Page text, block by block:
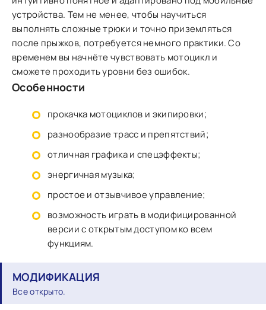
устройства. Тем не менее, чтобы научиться
выполнять сложные трюки и точно приземляться
после прыжков, потребуется немного практики. Со
временем вы начнёте чувствовать мотоцикл и
сможете проходить уровни без ошибок.
Особенности
прокачка мотоциклов и экипировки;
разнообразие трасс и препятствий;
отличная графика и спецэффекты;
энергичная музыка;
простое и отзывчивое управление;
возможность играть в модифицированной
версии с открытым доступом ко всем
функциям.
МОДИФИКАЦИЯ
Все открыто.